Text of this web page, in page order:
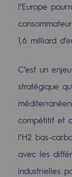
l’Europe
1,6 milliard
C’est un
stratégique
compétitif et
l’H2 bas-
avec les
industrielles